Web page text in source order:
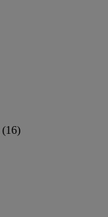
(16)